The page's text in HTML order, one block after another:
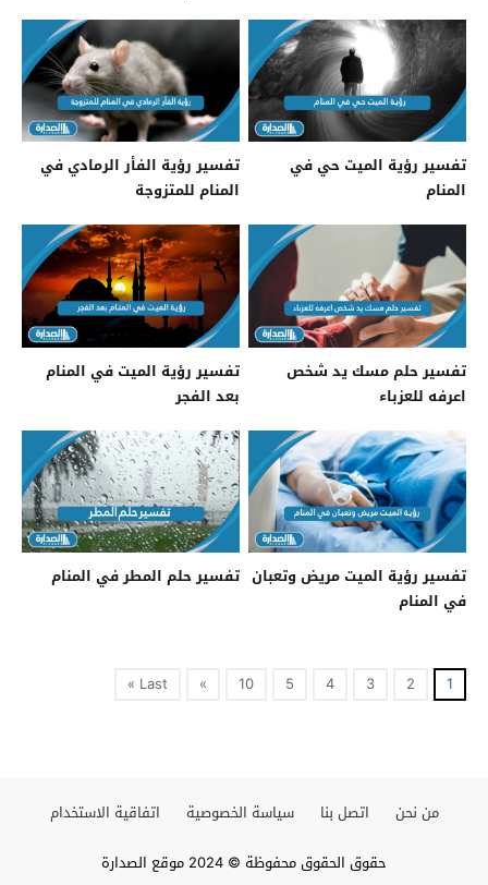
تفسير رؤية الميت حي في
المنام
تفسير رؤية الفأر الرمادي في
المنام للمتزوجة
تفسير حلم مسك يد شخص
اعرفه للعزباء
تفسير رؤية الميت في المنام
بعد الفجر
تفسير رؤية الميت مريض وتعبان
في المنام
تفسير حلم المطر في المنام
1
2
3
4
5
10
»
Last »
من نحن اتصل بنا سياسة الخصوصية
اتفاقية الاستخدام
حقوق الحقوق محفوظة © 2024 موقع الصدارة